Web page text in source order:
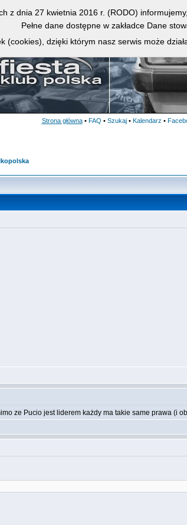
Strona główna • FAQ • Szukaj • Kalendarz •
ze Pucio jest liderem każdy ma takie same prawa (i
dnia 27 kwietnia 2016 r. (RODO)
Pełne dane dostępne w zakładce Dane
(cookies), dzięki którym nasz serwis może